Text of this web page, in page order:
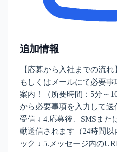
追加情報
【応募から入社までの流
もしくはメールにて必要
案内！（所要時間：5分～
から必要事項を入力して
受信 ↓ 4.応募後、SMSまた
動送信されます（24時間以
ック ↓ 5.メッセージ内の